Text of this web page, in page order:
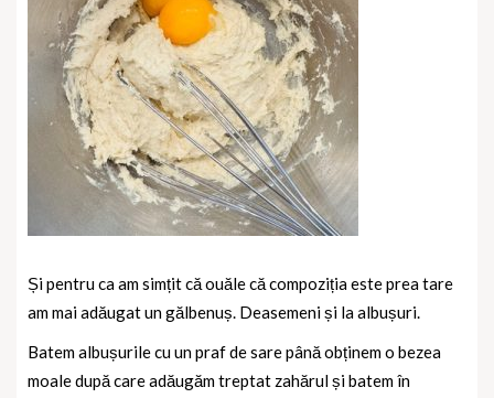
Și pentru ca am simțit că ouăle că compoziția este prea tare
am mai adăugat un gălbenuș. Deasemeni și la albușuri.
Batem albușurile cu un praf de sare până obținem o bezea
moale după care adăugăm treptat zahărul și batem în